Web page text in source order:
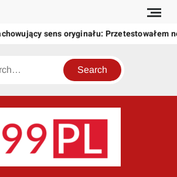
sens oryginału: Przetestowałem